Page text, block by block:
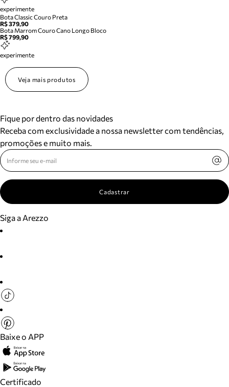
experimente
Bota Classic Couro Preta
R$ 379,90
Bota Marrom Couro Cano Longo Bloco
R$ 799,90
experimente
Veja mais produtos
Fique por dentro das novidades
Receba com exclusividade a nossa newsletter com tendências,
promoções e muito mais.
Cadastrar
Siga a Arezzo
Baixe o APP
Certificado